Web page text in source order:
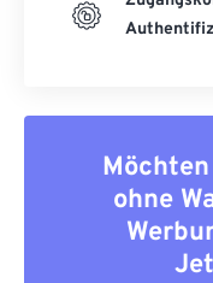
ohne